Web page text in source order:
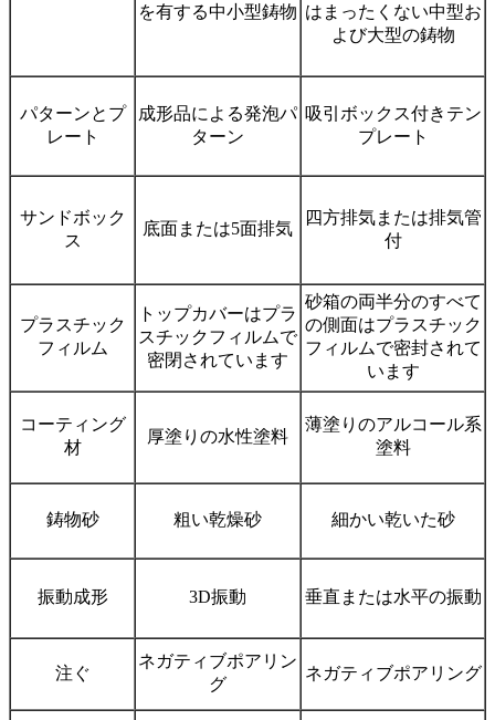
を有する中小型鋳物 はまったくない中型お
よび大型の鋳物
パターンとプ
レート
成形品による発泡パ
ターン
吸引ボックス付きテン
プレート
サンドボック
ス
底面または5面排気
四方排気または排気管
付
プラスチック
フィルム
トップカバーはプラ
スチックフィルムで
密閉されています
砂箱の両半分のすべて
の側面はプラスチック
フィルムで密封されて
います
コーティング
材
厚塗りの水性塗料
薄塗りのアルコール系
塗料
鋳物砂 粗い乾燥砂 細かい乾いた砂
振動成形 3D振動 垂直または水平の振動
注ぐ
ネガティブポアリン
グ
ネガティブポアリング